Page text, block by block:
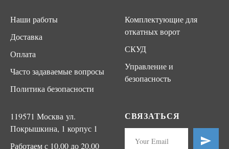
Наши работы
Доставка
Оплата
Часто задаваемые вопросы
Политика безопасности
Комплектующие для
откатных ворот
СКУД
Управление и
безопасность
119571 Москва ул.
Покрышкина, 1 корпус 1
Работаем с 10.00 до 20.00
СВЯЗАТЬСЯ